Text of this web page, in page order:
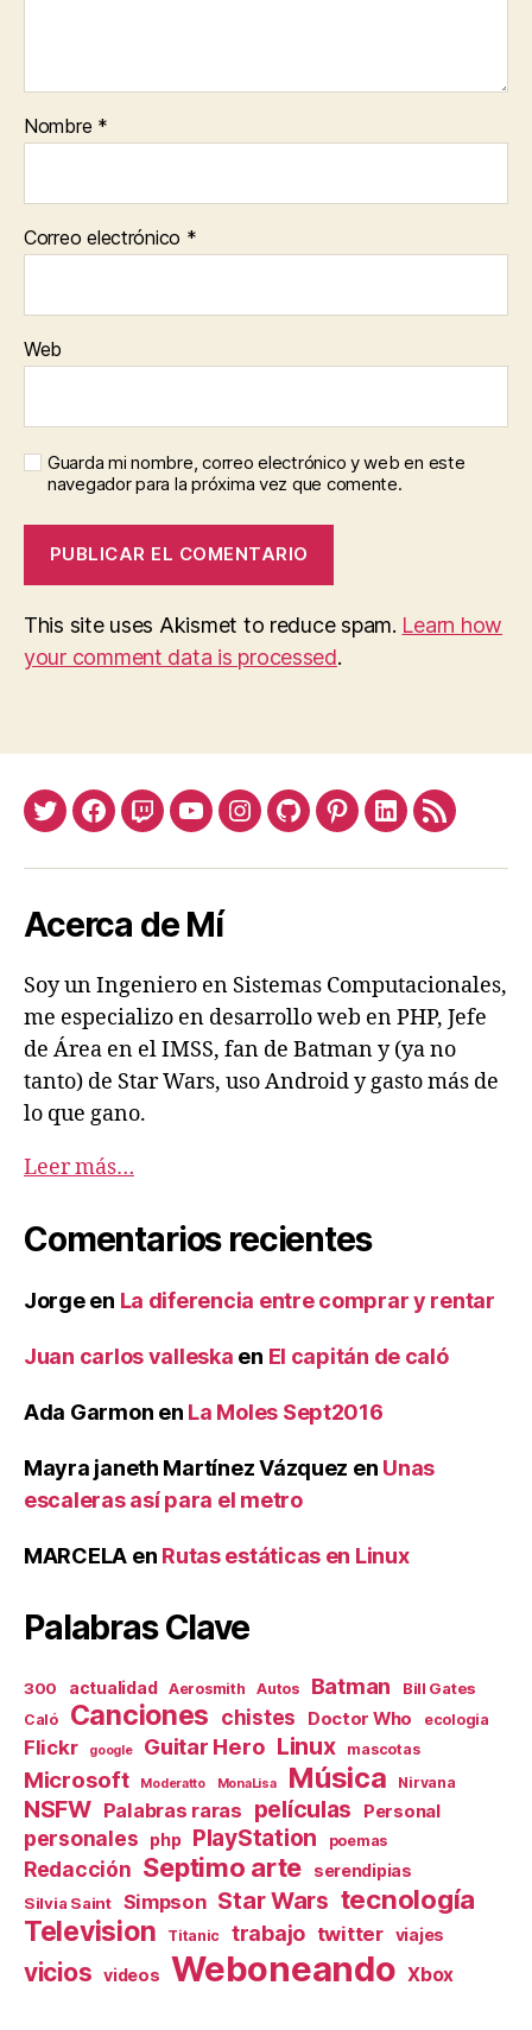
Nombre *
Correo electrónico *
Web
Guarda mi nombre, correo electrónico y web en este
navegador para la próxima vez que comente.
This site uses Akismet to reduce spam. Learn how
your comment data is processed.
TwitterFacebook
TwitchYoutubeInstagram
GithubPinterestLinkedin
Feed
Acerca de Mí
Soy un Ingeniero en Sistemas Computacionales,
me especializo en desarrollo web en PHP, Jefe
de Área en el IMSS, fan de Batman y (ya no
tanto) de Star Wars, uso Android y gasto más de
lo que gano.
Leer más…
Comentarios recientes
Jorgeen La diferencia entre comprar y rentar
Juan carlos valleska en El capitán de caló
Ada Garmon en La Moles Sept2016
Mayra janeth Martínez Vázquez en Unas
escaleras así para el metro
MARCELA en Rutas estáticas en Linux
Palabras Clave
300 actualidad Aerosmith Autos Batman Bill Gates
Caló Canciones chistes Doctor Who ecologia
Flickr google Guitar Hero Linux mascotas
Microsoft Moderatto MonaLisa Música Nirvana
NSFW Palabras raras películas Personal
personales php PlayStation poemas
Redacción Septimo arte serendipias
Silvia Saint Simpson Star Wars tecnología
Television Titanic trabajo twitter viajes
vicios videos Weboneando Xbox